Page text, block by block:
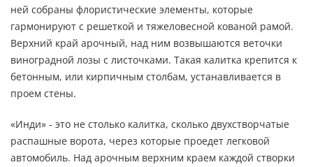
ней собраны флористические элементы, которые
гармонируют с решеткой и тяжеловесной кованой рамой.
Верхний край арочный, над ним возвышаются веточки
виноградной лозы с листочками. Такая калитка крепится к
бетонным, или кирпичным столбам, устанавливается в
проем стены.
«Инди» - это не столько калитка, сколько двухстворчатые
распашные ворота, через которые проедет легковой
автомобиль. Над арочным верхним краем каждой створки